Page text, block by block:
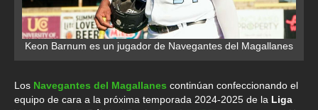
Keon Barnum es un jugador de Navegantes del Magallanes
Los Navegantes del Magallanes continúan confeccionando el
equipo de cara a la próxima temporada 2024-2025 de la Liga